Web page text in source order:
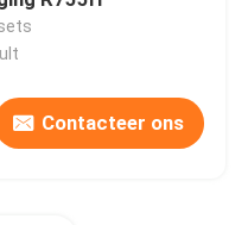
Contacteer ons